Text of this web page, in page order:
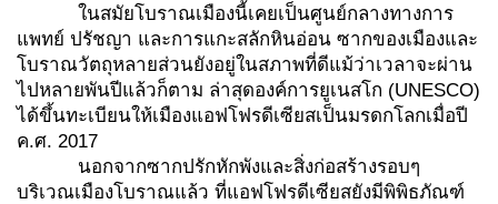
ในสมัยโบราณเมืองนี้เคยเป็นศูนย์กลางทางการ
แพทย์ ปรัชญา และการแกะสลักหินอ่อน ซากของเมืองและ
โบราณวัตถุหลายส่วนยังอยู่ในสภาพที่ดีแม้ว่าเวลาจะผ่าน
ไปหลายพันปีแล้วก็ตาม ล่าสุดองค์การยูเนสโก (UNESCO)
ได้ขึ้นทะเบียนให้เมืองแอฟโฟรดีเซียสเป็นมรดกโลกเมื่อปี
ค.ศ. 2017
นอกจากซากปรักหักพังและสิ่งก่อสร้างรอบๆ
บริเวณเมืองโบราณแล้ว ที่แอฟโฟรดีเซียสยังมีพิพิธภัณฑ์